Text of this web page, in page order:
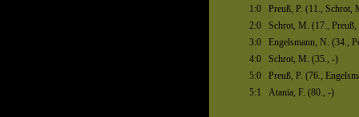
1:0
Preuß, P. (11., Schrot,
2:0
Schrot, M. (17., Preuß,
3:0
Engelsmann, N. (34.,
4:0
Schrot, M. (35., -)
5:0
Preuß, P. (76.,
5:1
Atania, F. (80., -)